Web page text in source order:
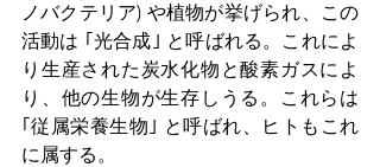
ノバクテリア) や植物が挙げられ、この
活動は ｢光合成｣ と呼ばれる。これによ
り生産された炭水化物と酸素ガスによ
り、他の生物が生存しうる。これらは
｢従属栄養生物｣ と呼ばれ、ヒトもこれ
に属する。